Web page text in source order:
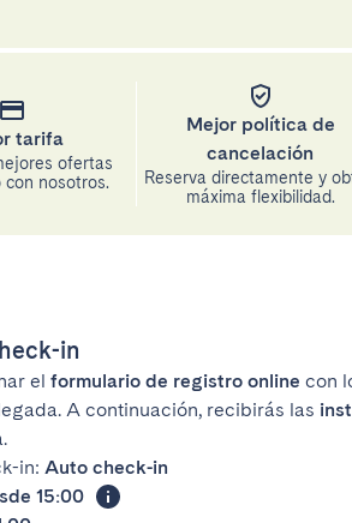
tarifa
ofertas
con nosotros.
Mejor política de
cancelación
Reserva directamente y
máxima flexibilidad.
in
el formulario de registro online con
A continuación, recibirás las
in: Auto check-in
15:00